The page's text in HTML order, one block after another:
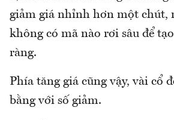
giảm giá nhỉnh hơn một chút,
không có mã nào rơi sâu để
ràng.
Phía tăng giá cũng vậy, vài cổ
bằng với số giảm.